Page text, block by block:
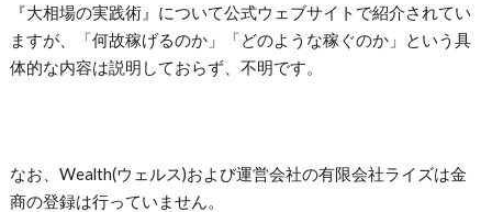
『大相場の実践術』について公式ウェブサイトで紹介されてい
ますが、「何故稼げるのか」「どのような稼ぐのか」という具
体的な内容は説明しておらず、不明です。
なお、Wealth(ウェルス)および運営会社の有限会社ライズは金
商の登録は行っていません。